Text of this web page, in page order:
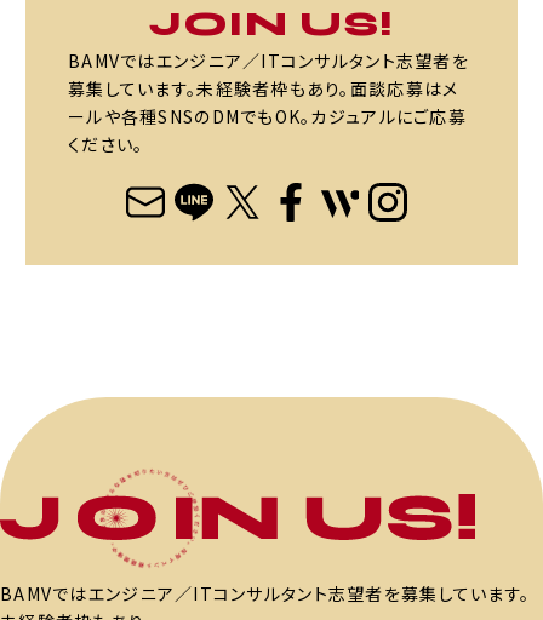
JOIN US!
BAMVではエンジニア／ITコンサルタント志望者を
募集しています。未経験者枠もあり。面談応募はメ
ールや各種SNSのDMでもOK。カジュアルにご応募
ください。
BAMVではエンジニア／ITコンサルタント志望者を募集しています。